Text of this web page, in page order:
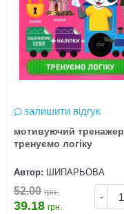
залишити відгук
мотивуючий тренажер
тренуємо логіку
Автор: ШИПАРЬОВА
-
52.00 грн.
39.18 грн.